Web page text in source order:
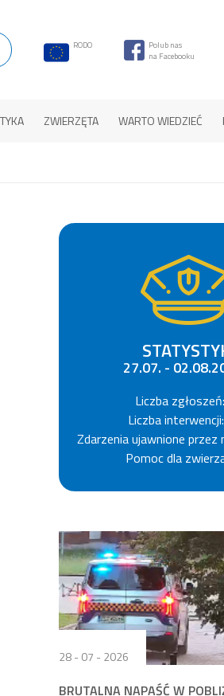
Polub nas
na Facebooku
RODO
ZWIERZĘTA WARTO WIEDZIEĆ
27.07. -
Liczba zgłoszeń:
Liczba
Zdarzenia ujawnione przez
Pomoc dla
28 - 07 - 2026
BRUTALNA NAPAŚĆ W